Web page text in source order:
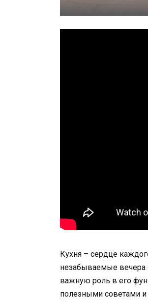
Кухня – сердце
незабываемые вечера
важную роль в его
полезными советами и